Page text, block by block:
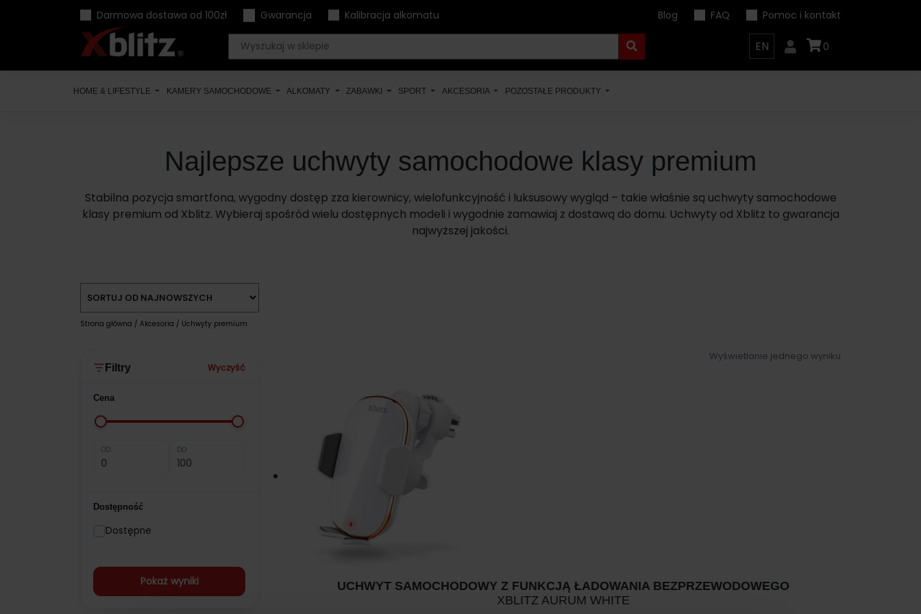
Darmowa dostawa od 100zł Gwarancja Kalibracja alkomatu Blog FAQ Pomoc i kontakt
EN 0
HOME & LIFESTYLE KAMERY SAMOCHODOWE ALKOMATY ZABAWKI SPORT AKCESORIA POZOSTAŁE PRODUKTY
Najlepsze uchwyty samochodowe klasy premium
Stabilna pozycja smartfona, wygodny dostęp zza kierownicy, wielofunkcyjność i luksusowy wygląd – takie właśnie są uchwyty samochodowe
klasy premium od Xblitz. Wybieraj spośród wielu dostępnych modeli i wygodnie zamawiaj z dostawą do domu. Uchwyty od Xblitz to gwarancja
najwyższej jakości.
Strona główna / Akcesoria / Uchwyty premium
Filtry Wyczyść
Cena
Dostępność
Dostępne
Pokaż wyniki
Wyświetlanie jednego wyniku
UCHWYT SAMOCHODOWY Z FUNKCJĄ ŁADOWANIA BEZPRZEWODOWEGO
XBLITZ AURUM WHITE